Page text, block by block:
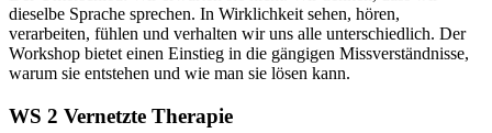
dieselbe Sprache sprechen. In Wirklichkeit sehen, hören,
verarbeiten, fühlen und verhalten wir uns alle unterschiedlich. Der
Workshop bietet einen Einstieg in die gängigen Missverständnisse,
warum sie entstehen und wie man sie lösen kann.
WS 2 Vernetzte Therapie